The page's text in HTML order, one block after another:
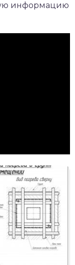
информацию